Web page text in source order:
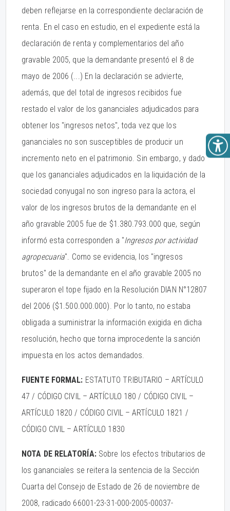
deben reflejarse en la correspondiente declaración de
renta. En el caso en estudio, en el expediente está la
declaración de renta y complementarios del año
gravable 2005, que la demandante presentó el 8 de
mayo de 2006 (...) En la declaración se advierte,
además, que del total de ingresos recibidos fue
restado el valor de los gananciales adjudicados para
obtener los "ingresos netos", toda vez que los
gananciales no son susceptibles de producir un
incremento neto en el patrimonio. Sin embargo, y dado
que los gananciales adjudicados en la liquidación de la
sociedad conyugal no son ingreso para la actora, el
valor de los ingresos brutos de la demandante en el
año gravable 2005 fue de $1.380.793.000 que, según
informó esta corresponden a "Ingresos por actividad
agropecuaria". Como se evidencia, los "ingresos
brutos" de la demandante en el año gravable 2005 no
superaron el tope fijado en la Resolución DIAN N°12807
del 2006 ($1.500.000.000). Por lo tanto, no estaba
obligada a suministrar la información exigida en dicha
resolución, hecho que torna improcedente la sanción
impuesta en los actos demandados.
FUENTE FORMAL: ESTATUTO TRIBUTARIO – ARTÍCULO
47 / CÓDIGO CIVIL – ARTÍCULO 180 / CÓDIGO CIVIL –
ARTÍCULO 1820 / CÓDIGO CIVIL – ARTÍCULO 1821 /
CÓDIGO CIVIL – ARTÍCULO 1830
NOTA DE RELATORÍA: Sobre los efectos tributarios de
los gananciales se reitera la sentencia de la Sección
Cuarta del Consejo de Estado de 26 de noviembre de
2008, radicado 66001-23-31-000-2005-00037-